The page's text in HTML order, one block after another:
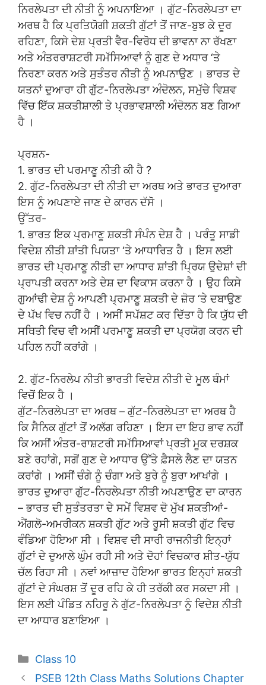
ਨਿਰਲੇਪਤਾ ਦੀ ਨੀਤੀ ਨੂੰ ਅਪਨਾਇਆ । ਗੁੱਟ-ਨਿਰਲੇਪਤਾ ਦਾ
ਅਰਥ ਹੈ ਕਿ ਪ੍ਰਤਿਯੋਗੀ ਸ਼ਕਤੀ ਗੁੱਟਾਂ ਤੋਂ ਜਾਣ-ਬੁਝ ਕੇ ਦੂਰ
ਰਹਿਣਾ, ਕਿਸੇ ਦੇਸ਼ ਪ੍ਰਤੀ ਵੈਰ-ਵਿਰੋਧ ਦੀ ਭਾਵਨਾ ਨਾ ਰੱਖਣਾ
ਅਤੇ ਅੰਤਰਰਾਸ਼ਟਰੀ ਸਮੱਸਿਆਵਾਂ ਨੂੰ ਗੁਣ ਦੇ ਅਧਾਰ ‘ਤੇ
ਨਿਰਣਾ ਕਰਨ ਅਤੇ ਸੁਤੰਤਰ ਨੀਤੀ ਨੂੰ ਅਪਨਾਉਣ । ਭਾਰਤ ਦੇ
ਯਤਨਾਂ ਦੁਆਰਾ ਹੀ ਗੁੱਟ-ਨਿਰਲੇਪਤਾ ਅੰਦੋਲਨ, ਸਮੁੱਚੇ ਵਿਸ਼ਵ
ਵਿੱਚ ਇੱਕ ਸ਼ਕਤੀਸ਼ਾਲੀ ਤੇ ਪ੍ਰਭਾਵਸ਼ਾਲੀ ਅੰਦੋਲਨ ਬਣ ਗਿਆ
ਹੈ ।
ਪ੍ਰਸ਼ਨ-
1. ਭਾਰਤ ਦੀ ਪਰਮਾਣੂ ਨੀਤੀ ਕੀ ਹੈ ?
2. ਗੁੱਟ-ਨਿਰਲੇਪਤਾ ਦੀ ਨੀਤੀ ਦਾ ਅਰਥ ਅਤੇ ਭਾਰਤ ਦੁਆਰਾ
ਇਸ ਨੂੰ ਅਪਣਾਏ ਜਾਣ ਦੇ ਕਾਰਨ ਦੱਸੋ ।
ਉੱਤਰ-
1. ਭਾਰਤ ਇਕ ਪ੍ਰਮਾਣੂ ਸ਼ਕਤੀ ਸੰਪੰਨ ਦੇਸ਼ ਹੈ । ਪਰੰਤੂ ਸਾਡੀ
ਵਿਦੇਸ਼ ਨੀਤੀ ਸ਼ਾਂਤੀ ਪਿਯਤਾ ‘ਤੇ ਆਧਾਰਿਤ ਹੈ । ਇਸ ਲਈ
ਭਾਰਤ ਦੀ ਪ੍ਰਮਾਣੂ ਨੀਤੀ ਦਾ ਆਧਾਰ ਸ਼ਾਂਤੀ ਪ੍ਰਿਯ ਉਦੇਸ਼ਾਂ ਦੀ
ਪ੍ਰਾਪਤੀ ਕਰਨਾ ਅਤੇ ਦੇਸ਼ ਦਾ ਵਿਕਾਸ ਕਰਨਾ ਹੈ । ਉਹ ਕਿਸੇ
ਗੁਆਂਢੀ ਦੇਸ਼ ਨੂੰ ਆਪਣੀ ਪ੍ਰਮਾਣੂ ਸ਼ਕਤੀ ਦੇ ਜ਼ੋਰ ‘ਤੇ ਦਬਾਉਣ
ਦੇ ਪੱਖ ਵਿਚ ਨਹੀਂ ਹੈ । ਅਸੀਂ ਸਪੱਸ਼ਟ ਕਰ ਦਿੱਤਾ ਹੈ ਕਿ ਯੁੱਧ ਦੀ
ਸਥਿਤੀ ਵਿਚ ਵੀ ਅਸੀਂ ਪਰਮਾਣੂ ਸ਼ਕਤੀ ਦਾ ਪ੍ਰਯੋਗ ਕਰਨ ਦੀ
ਪਹਿਲ ਨਹੀਂ ਕਰਾਂਗੇ ।
2. ਗੁੱਟ-ਨਿਰਲੇਪ ਨੀਤੀ ਭਾਰਤੀ ਵਿਦੇਸ਼ ਨੀਤੀ ਦੇ ਮੂਲ ਥੰਮਾਂ
ਵਿਚੋਂ ਇਕ ਹੈ ।
ਗੁੱਟ-ਨਿਰਲੇਪਤਾ ਦਾ ਅਰਥ – ਗੁੱਟ-ਨਿਰਲੇਪਤਾ ਦਾ ਅਰਥ ਹੈ
ਕਿ ਸੈਨਿਕ ਗੁੱਟਾਂ ਤੋਂ ਅਲੱਗ ਰਹਿਣਾ । ਇਸ ਦਾ ਇਹ ਭਾਵ ਨਹੀਂ
ਕਿ ਅਸੀਂ ਅੰਤਰ-ਰਾਸ਼ਟਰੀ ਸਮੱਸਿਆਵਾਂ ਪ੍ਰਤੀ ਮੂਕ ਦਰਸ਼ਕ
ਬਣੇ ਰਹਾਂਗੇ, ਸਗੋਂ ਗੁਣ ਦੇ ਆਧਾਰ ਉੱਤੇ ਫ਼ੈਸਲੇ ਲੈਣ ਦਾ ਯਤਨ
ਕਰਾਂਗੇ । ਅਸੀਂ ਚੰਗੇ ਨੂੰ ਚੰਗਾ ਅਤੇ ਬੁਰੇ ਨੂੰ ਬੁਰਾ ਆਖਾਂਗੇ ।
ਭਾਰਤ ਦੁਆਰਾ ਗੁੱਟ-ਨਿਰਲੇਪਤਾ ਨੀਤੀ ਅਪਣਾਉਣ ਦਾ ਕਾਰਨ
– ਭਾਰਤ ਦੀ ਸੁਤੰਤਰਤਾ ਦੇ ਸਮੇਂ ਵਿਸ਼ਵ ਦੋ ਮੁੱਖ ਸ਼ਕਤੀਆਂ-
ਐਂਗਲੋ-ਅਮਰੀਕਨ ਸ਼ਕਤੀ ਗੁੱਟ ਅਤੇ ਰੂਸੀ ਸ਼ਕਤੀ ਗੁੱਟ ਵਿਚ
ਵੰਡਿਆ ਹੋਇਆ ਸੀ । ਵਿਸ਼ਵ ਦੀ ਸਾਰੀ ਰਾਜਨੀਤੀ ਇਨ੍ਹਾਂ
ਗੁੱਟਾਂ ਦੇ ਦੁਆਲੇ ਘੁੰਮ ਰਹੀ ਸੀ ਅਤੇ ਦੋਹਾਂ ਵਿਚਕਾਰ ਸ਼ੀਤ-ਯੁੱਧ
ਚੱਲ ਰਿਹਾ ਸੀ । ਨਵਾਂ ਆਜ਼ਾਦ ਹੋਇਆ ਭਾਰਤ ਇਨ੍ਹਾਂ ਸ਼ਕਤੀ
ਗੁੱਟਾਂ ਦੇ ਸੰਘਰਸ਼ ਤੋਂ ਦੂਰ ਰਹਿ ਕੇ ਹੀ ਤਰੱਕੀ ਕਰ ਸਕਦਾ ਸੀ ।
ਇਸ ਲਈ ਪੰਡਿਤ ਨਹਿਰੂ ਨੇ ਗੁੱਟ-ਨਿਰਲੇਪਤਾ ਨੂੰ ਵਿਦੇਸ਼ ਨੀਤੀ
ਦਾ ਆਧਾਰ ਬਣਾਇਆ ।
Categories
Class 10
PSEB 12th Class Maths Solutions Chapter